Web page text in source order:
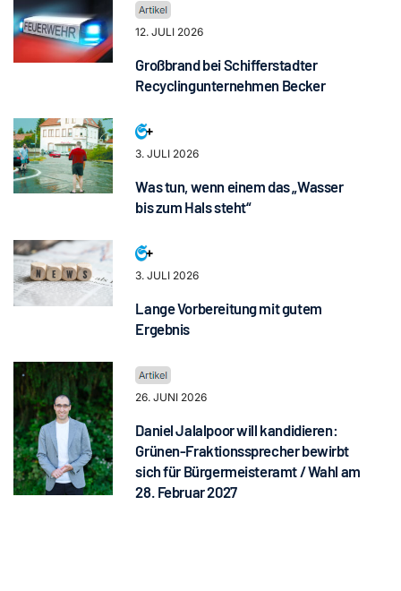
12. JULI 2026
Großbrand bei Schifferstadter
Recyclingunternehmen Becker
3. JULI 2026
Was tun, wenn einem das „Wasser
bis zum Hals steht“
3. JULI 2026
Lange Vorbereitung mit gutem
Ergebnis
26. JUNI 2026
Daniel Jalalpoor will kandidieren:
Grünen-Fraktionssprecher bewirbt
sich für Bürgermeisteramt / Wahl am
28. Februar 2027